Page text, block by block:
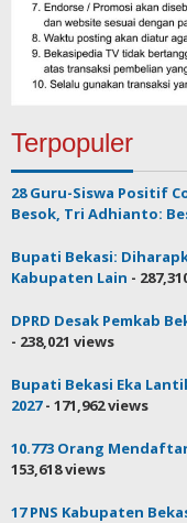
Terpopuler
28 Guru-Siswa Positif
Besok, Tri Adhianto:
Bupati Bekasi:
Kabupaten Lain -
DPRD Desak Pemkab
- 238,021 views
Bupati Bekasi Eka
2027- 171,962 views
10.773 Orang
153,618 views
17 PNS Kabupaten